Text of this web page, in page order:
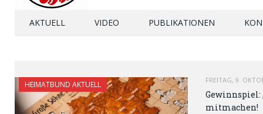
AKTUELL VIDEO PUBLIKATIONEN
HEIMATBUND AKTUELL FREITAG, 9.
Gewinnspiel:
mitmachen!